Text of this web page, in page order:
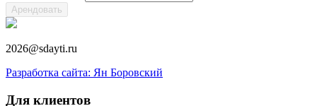
Арендовать
2026@sdayti.ru
Разработка сайта: Ян Боровский
Для клиентов